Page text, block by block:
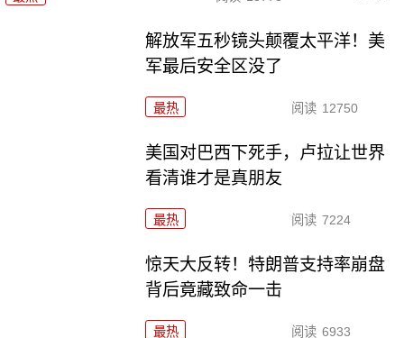
解放军五秒镜头颠覆太平洋！美
军最后安全区没了
最热 阅读 12750
美国对巴西下死手，卢拉让世界
看清谁才是真朋友
最热 阅读 7224
惊天大反转！特朗普支持率崩盘
背后竟藏致命一击
最热 阅读 6933